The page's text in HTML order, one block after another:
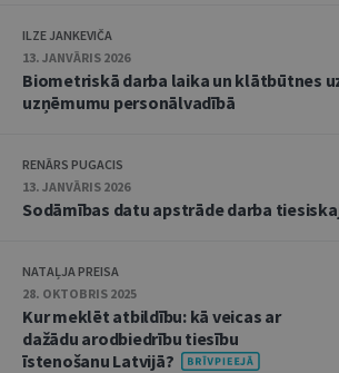
ILZE JANKEVIČA
13. JANVĀRIS 2026
Biometriskā darba laika un klātbūtnes
uzņēmumu personālvadībā
RENĀRS PUGACIS
13. JANVĀRIS 2026
Sodāmības datu apstrāde darba
NATAĻJA PREISA
28. OKTOBRIS 2025
Kur meklēt atbildību: kā veicas ar
dažādu arodbiedrību tiesību
īstenošanu Latvijā?